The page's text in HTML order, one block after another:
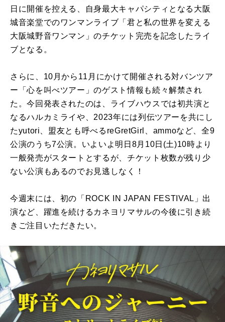
日に開催を控える、自身最大キャパシティとなる大阪
城音楽堂でのワンマンライブ「君と私の世界を変える
大阪城野音ワンマン」のチケット完売を記念したライ
ブとなる。
さらに、10月から11月にかけて開催される対バンツア
ー「心を叫べツアー」のゲスト情報も続々解禁され
た。今回発表されたのは、ライブハウスでは初共演と
なるハルカミライや、2023年には列伝ツアーを共にし
たyutori、盟友とも呼べるreGretGirl、ammoなど、全9
公演のうち7公演。いよいよ明日8月10日(土)10時より
一般発売がスタートとするが、チケット枚数が残り少
ない公演もあるのでお見逃しなく！
今週末には、初の「ROCK IN JAPAN FESTIVAL」出
演など、躍進を続けるカネヨリマサルの今後に引き続
きご注目いただきたい。